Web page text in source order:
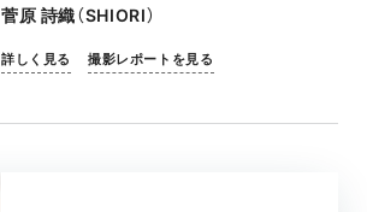
菅原 詩織（SHIORI）
詳しく見る 撮影レポートを見る